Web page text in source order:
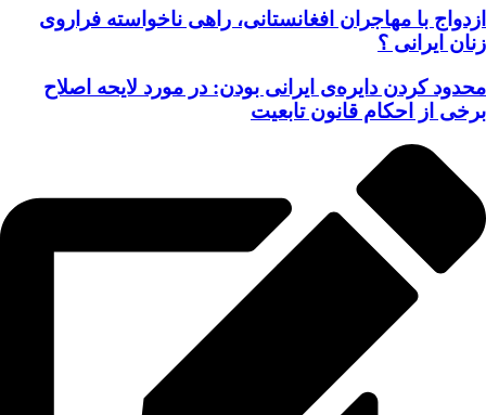
ازدواج با مهاجران افغانستانی، راهی ناخواسته فراروی
زنان ایرانی ؟
محدود کردن دایره‌ی ایرانی بودن: در مورد لایحه اصلاح
برخی از احکام قانون تابعیت